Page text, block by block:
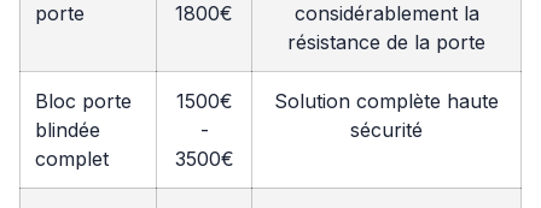
porte
1800€
considérablement la
résistance de la porte
Bloc porte
blindée
complet
1500€
-
3500€
Solution complète haute
sécurité